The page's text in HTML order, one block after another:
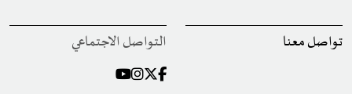
تواصل معنا التواصل الاجتماعي